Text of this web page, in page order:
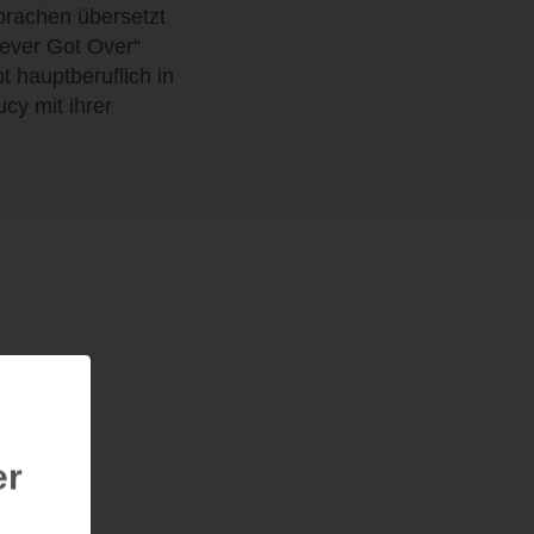
übersetzt
Got Over“
hauptberuflich in
mit ihrer